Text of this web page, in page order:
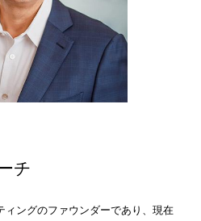
チ
ィングのファウンダーであり、現在